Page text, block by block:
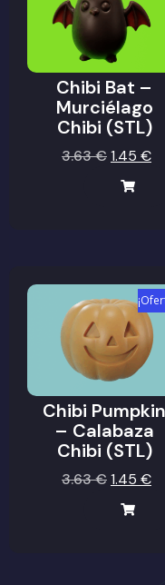
Chibi Bat –
Murciélago
Chibi (STL)
3.63€1.45 €
Chibi Pumpkin
– Calabaza
Chibi (STL)
3.63€1.45 €